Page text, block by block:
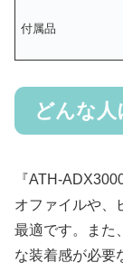
付属品
どんな
『ATH-
オファイルや、
最適です。また
な装着感が必要